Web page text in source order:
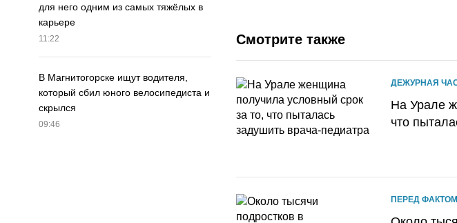
для него одним из самых тяжёлых в
карьере
11:22
В Магнитогорске ищут водителя,
который сбил юного велосипедиста и
скрылся
09:46
Смотрите также
ДЕЖУРНАЯ
На Урале
что
ПЕРЕД ФАКТОМ